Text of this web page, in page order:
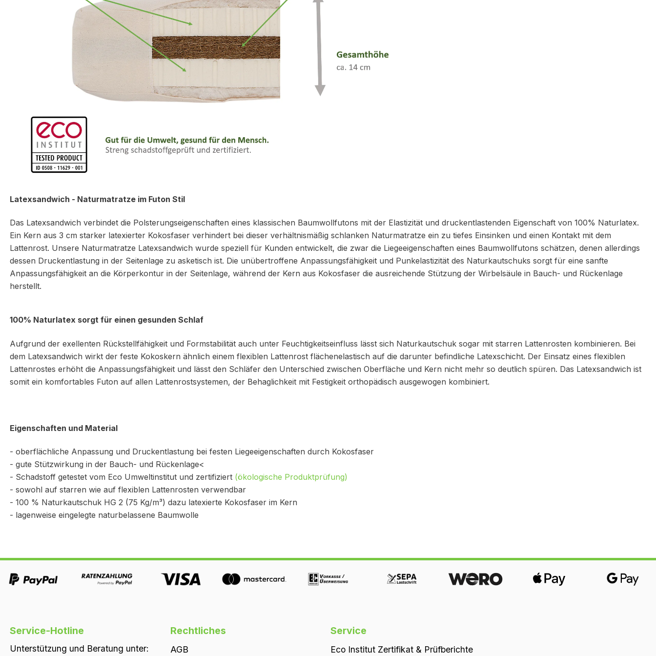
Latexsandwich - Naturmatratze im Futon Stil
Das Latexsandwich verbindet die Polsterungseigenschaften eines klassischen Baumwollfutons mit der Elastizität und druckentlastenden Eigenschaft von 100% Naturlatex.
Ein Kern aus 3 cm starker latexierter Kokosfaser verhindert bei dieser verhältnismäßig schlanken Naturmatratze ein zu tiefes Einsinken und einen Kontakt mit dem
Lattenrost. Unsere Naturmatratze Latexsandwich wurde speziell für Kunden entwickelt, die zwar die Liegeeigenschaften eines Baumwollfutons schätzen, denen allerdings
dessen Druckentlastung in der Seitenlage zu asketisch ist. Die unübertroffene Anpassungsfähigkeit und Punkelastizität des Naturkautschuks sorgt für eine sanfte
Anpassungsfähigkeit an die Körperkontur in der Seitenlage, während der Kern aus Kokosfaser die ausreichende Stützung der Wirbelsäule in Bauch- und Rückenlage
herstellt.
100% Naturlatex sorgt für einen gesunden Schlaf
Aufgrund der exellenten Rückstellfähigkeit und Formstabilität auch unter Feuchtigkeitseinfluss lässt sich Naturkautschuk sogar mit starren Lattenrosten kombinieren. Bei
dem Latexsandwich wirkt der feste Kokoskern ähnlich einem flexiblen Lattenrost flächenelastisch auf die darunter befindliche Latexschicht. Der Einsatz eines flexiblen
Lattenrostes erhöht die Anpassungsfähigkeit und lässt den Schläfer den Unterschied zwischen Oberfläche und Kern nicht mehr so deutlich spüren. Das Latexsandwich ist
somit ein komfortables Futon auf allen Lattenrostsystemen, der Behaglichkeit mit Festigkeit orthopädisch ausgewogen kombiniert.
Eigenschaften und Material
- oberflächliche Anpassung und Druckentlastung bei festen Liegeeigenschaften durch Kokosfaser
- gute Stützwirkung in der Bauch- und Rückenlage<
- Schadstoff getestet vom Eco Umweltinstitut und zertifiziert (ökologische Produktprüfung)
- sowohl auf starren wie auf flexiblen Lattenrosten verwendbar
- 100 % Naturkautschuk HG 2 (75 Kg/m³) dazu latexierte Kokosfaser im Kern
- lagenweise eingelegte naturbelassene Baumwolle
Service-Hotline
Unterstützung und Beratung unter:
Rechtliches
AGB
Service
Eco Institut Zertifikat & Prüfberichte